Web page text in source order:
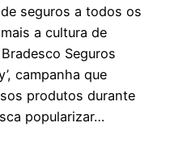
seguros a todos os
a cultura de
Seguros
campanha que
produtos durante
popularizar…